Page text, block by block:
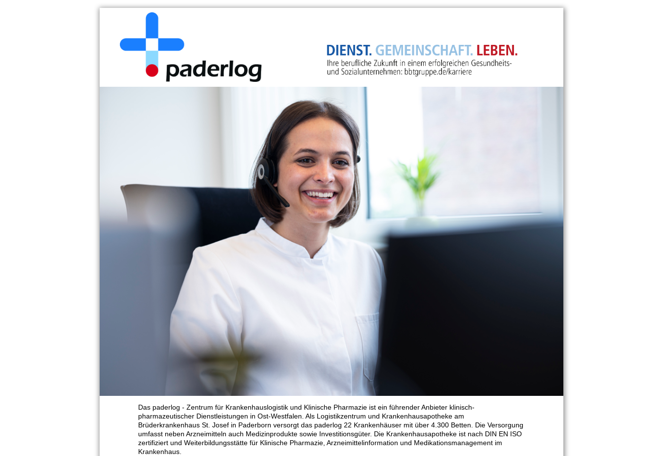
Das paderlog - Zentrum für Krankenhauslogistik und Klinische Pharmazie ist ein führender Anbieter klinisch-
pharmazeutischer Dienstleistungen in Ost-Westfalen. Als Logistikzentrum und Krankenhausapotheke am
Brüderkrankenhaus St. Josef in Paderborn versorgt das paderlog 22 Krankenhäuser mit über 4.300 Betten. Die Versorgung
umfasst neben Arzneimitteln auch Medizinprodukte sowie Investitionsgüter. Die Krankenhausapotheke ist nach DIN EN ISO
zertifiziert und Weiterbildungsstätte für Klinische Pharmazie, Arzneimittelinformation und Medikationsmanagement im
Krankenhaus.